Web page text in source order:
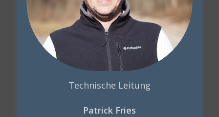
Technische Leitung
Patrick Fries